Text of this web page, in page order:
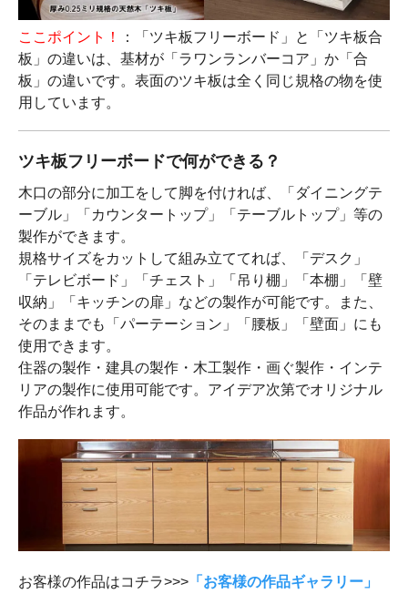
ここポイント！
：「ツキ板フリーボード」と「ツキ板合
板」の違いは、基材が「ラワンランバーコア」か「合
板」の違いです。表面のツキ板は全く同じ規格の物を使
用しています。
ツキ板フリーボードで何ができる？
木口の部分に加工をして脚を付ければ、「ダイニングテ
ーブル」「カウンタートップ」「テーブルトップ」等の
製作ができます。
規格サイズをカットして組み立ててれば、「デスク」
「テレビボード」「チェスト」「吊り棚」「本棚」「壁
収納」「キッチンの扉」などの製作が可能です。また、
そのままでも「パーテーション」「腰板」「壁面」にも
使用できます。
住器の製作・建具の製作・木工製作・画ぐ製作・インテ
リアの製作に使用可能です。アイデア次第でオリジナル
作品が作れます。
お客様の作品はコチラ>>> 「お客様の作品ギャラリー」